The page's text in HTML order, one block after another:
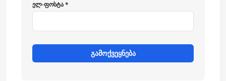
ელ-ფოსტა *
გამოქვეყნება